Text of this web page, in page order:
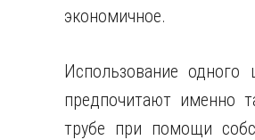
экономичное.
Использование одного
предпочитают именно
трубе при помощи